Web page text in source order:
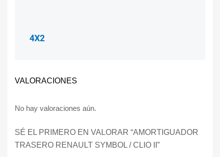
4X2
VALORACIONES
No hay valoraciones aún.
SÉ EL PRIMERO EN VALORAR “AMORTIGUADOR
TRASERO RENAULT SYMBOL / CLIO II”